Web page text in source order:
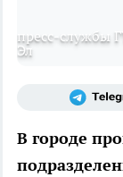
пресс-службы
Эл
В городе